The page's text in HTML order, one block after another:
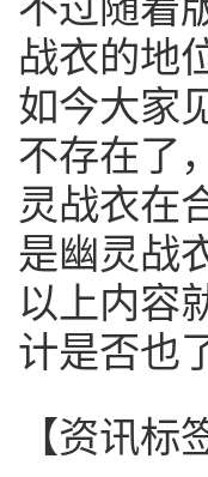
战衣的地
如今大家
不存在了
灵战衣在
是幽灵战
以上内容
计是否也
【资讯标